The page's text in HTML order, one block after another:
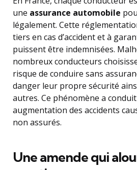
une assurance automobile
légalement. Cette
tiers en cas d’accident et à
puissent être indemnisées.
nombreux conducteurs
risque de conduire sans
danger leur propre sécurité
autres. Ce phénomène a
augmentation des accidents
non assurés.
Une amende qui